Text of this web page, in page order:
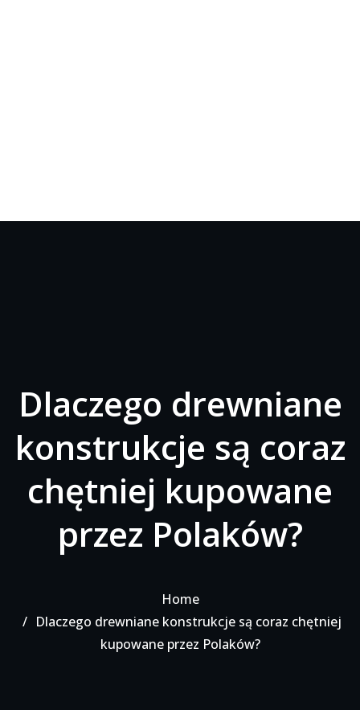
Dlaczego drewniane
konstrukcje są coraz
chętniej kupowane
przez Polaków?
Home
Dlaczego drewniane konstrukcje są coraz chętniej
kupowane przez Polaków?